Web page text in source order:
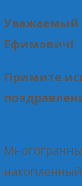
Ефимович!
Примите